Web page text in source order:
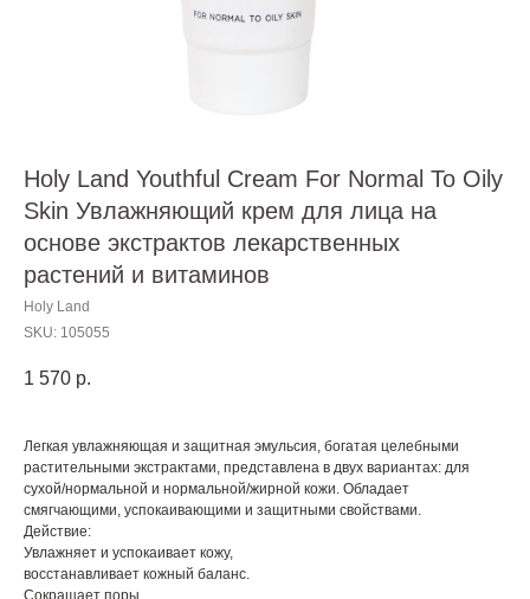
Holy Land Youthful Cream For Normal To Oily
Skin Увлажняющий крем для лица на
основе экстрактов лекарственных
растений и витаминов
Holy Land
SKU: 105055
1 570 р.
Легкая увлажняющая и защитная эмульсия, богатая целебными
растительными экстрактами, представлена в двух вариантах: для
сухой/нормальной и нормальной/жирной кожи. Обладает
смягчающими, успокаивающими и защитными свойствами.
Действие:
Увлажняет и успокаивает кожу,
восстанавливает кожный баланс.